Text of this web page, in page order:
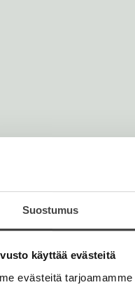
Suostumus
käyttää evästeitä
evästeitä
kansainvälisesti